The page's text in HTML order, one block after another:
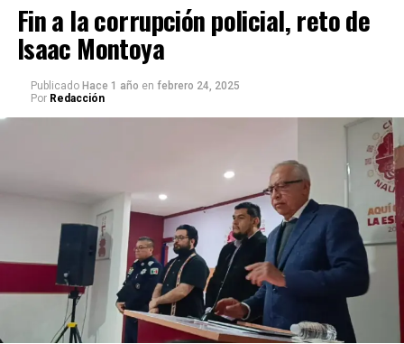
Fin a la corrupción policial, reto de
Isaac Montoya
Publicado Hace 1 año en febrero 24, 2025
Por Redacción